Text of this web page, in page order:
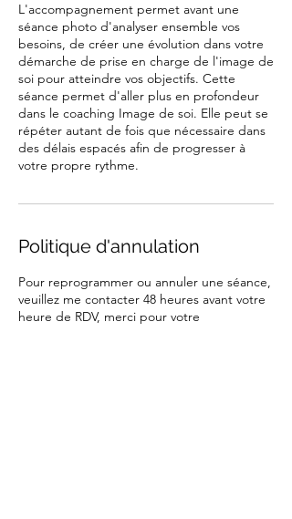
L'accompagnement permet avant une
séance photo d'analyser ensemble vos
besoins, de créer une évolution dans votre
démarche de prise en charge de l'image de
soi pour atteindre vos objectifs. Cette
séance permet d'aller plus en profondeur
dans le coaching Image de soi. Elle peut se
répéter autant de fois que nécessaire dans
des délais espacés afin de progresser à
votre propre rythme.
Politique d'annulation
Pour reprogrammer ou annuler une séance,
veuillez me contacter 48 heures avant votre
heure de RDV, merci pour votre